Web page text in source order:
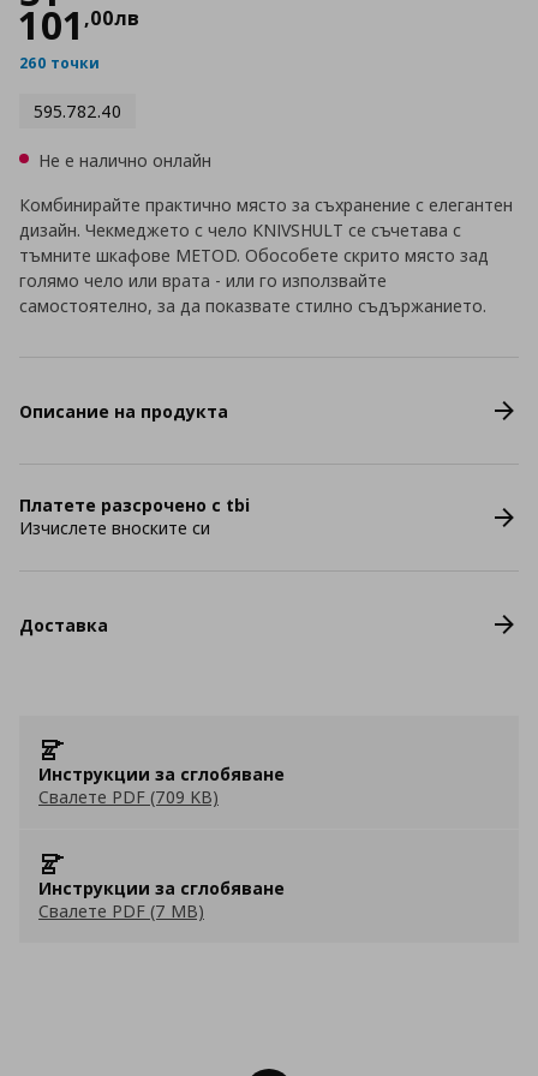
101 ,00лв
260 точки
595.782.40
Не е налично онлайн
Комбинирайте практично място за съхранение с елегантен
дизайн. Чекмеджето с чело KNIVSHULT се съчетава с
тъмните шкафове METOD. Обособете скрито място зад
голямо чело или врата - или го използвайте
самостоятелно, за да показвате стилно съдържанието.
Описание на продукта
Платете разсрочено с tbi
Изчислете вноските си
Доставка
Инструкции за сглобяване
Свалете PDF (709 KB)
Инструкции за сглобяване
Свалете PDF (7 MB)